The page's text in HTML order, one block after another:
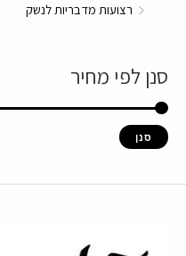
רצועות מדבריות לנשק
סנן לפי מחיר
סנן